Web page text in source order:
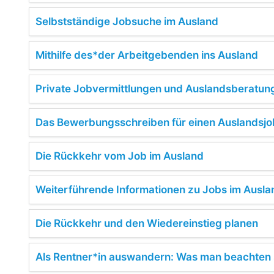
Selbstständige Jobsuche im Ausland
Mithilfe des*der Arbeitgebenden ins Ausland
Private Jobvermittlungen und
Das Bewerbungsschreiben für einen
Die Rückkehr vom Job im Ausland
Weiterführende Informationen zu Jobs im
Die Rückkehr und den Wiedereinstieg planen
Als Rentner*in auswandern: Was man beachten